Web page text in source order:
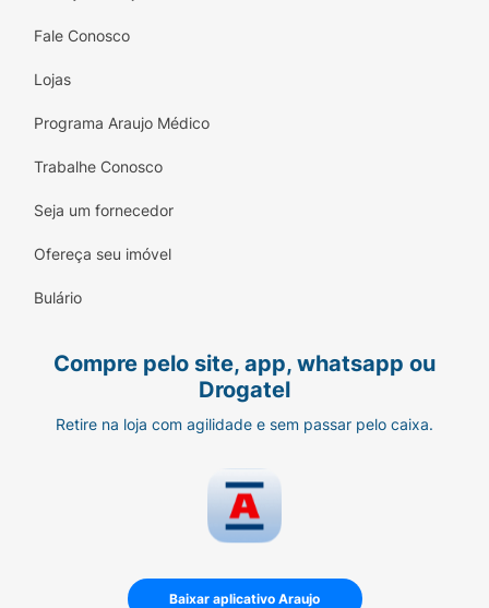
Fale Conosco
Lojas
Programa Araujo Médico
Trabalhe Conosco
Seja um fornecedor
Ofereça seu imóvel
Bulário
Compre pelo site, app, whatsapp ou
Drogatel
Retire na loja com agilidade e sem passar pelo caixa.
Baixar aplicativo Araujo